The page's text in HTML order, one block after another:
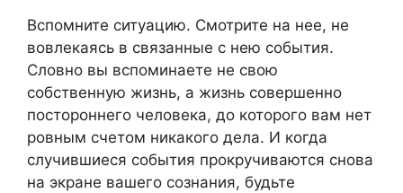
Вспомните ситуацию. Смотрите на нее, не
вовлекаясь в связанные с нею события.
Словно вы вспоминаете не свою
собственную жизнь, а жизнь совершенно
постороннего человека, до которого вам нет
ровным счетом никакого дела. И когда
случившиеся события прокручиваются снова
на экране вашего сознания, будьте